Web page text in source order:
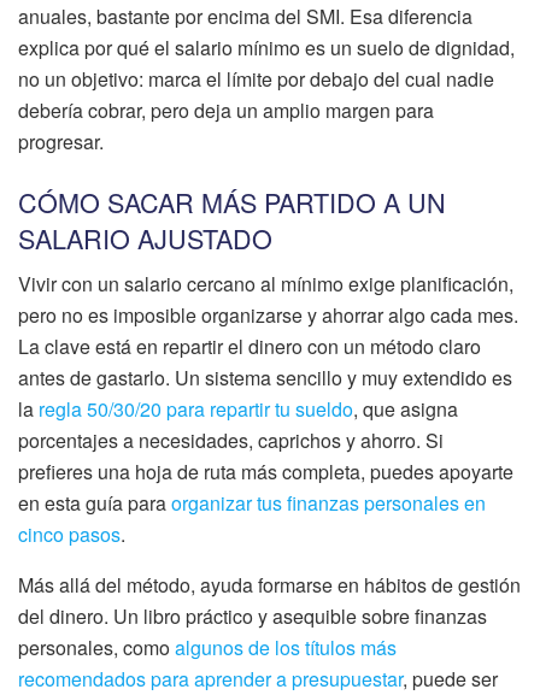
anuales, bastante por encima del SMI. Esa diferencia
explica por qué el salario mínimo es un suelo de dignidad,
no un objetivo: marca el límite por debajo del cual nadie
debería cobrar, pero deja un amplio margen para
progresar.
CÓMO SACAR MÁS PARTIDO A UN
SALARIO AJUSTADO
Vivir con un salario cercano al mínimo exige planificación,
pero no es imposible organizarse y ahorrar algo cada mes.
La clave está en repartir el dinero con un método claro
antes de gastarlo. Un sistema sencillo y muy extendido es
la regla 50/30/20 para repartir tu sueldo, que asigna
porcentajes a necesidades, caprichos y ahorro. Si
prefieres una hoja de ruta más completa, puedes apoyarte
en esta guía paraorganizar tus finanzas personales en
cinco pasos.
Más allá del método, ayuda formarse en hábitos de gestión
del dinero. Un libro práctico y asequible sobre finanzas
personales, comoalgunos de los títulos más
recomendados para aprender a presupuestar, puede ser